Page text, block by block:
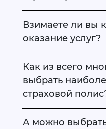
Взимаете ли вы
оказание услуг?
Как из всего
выбрать
страховой
А можно выбрать